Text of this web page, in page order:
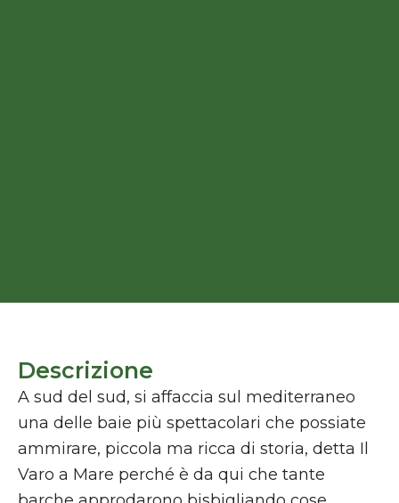
Descrizione
A sud del sud, si affaccia sul mediterraneo
una delle baie più spettacolari che possiate
ammirare, piccola ma ricca di storia, detta Il
Varo a Mare perché è da qui che tante